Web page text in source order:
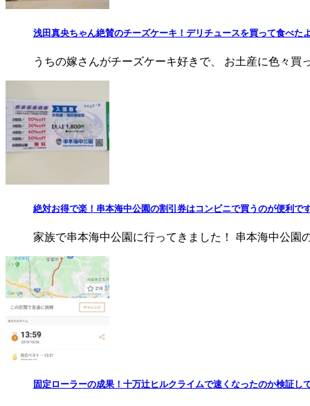
浅田真央ちゃん絶賛のチーズケーキ！デリチュースを買って食べた
うちの嫁さんがチーズケーキ好きで、 お土産に色々買
絶対お得で楽！串本海中公園の割引券はコンビニで買うのが便利で
家族で串本海中公園に行ってきました！ 串本海中公園
固定ローラーの成果！十万辻ヒルクライムで速くなったのか検証し